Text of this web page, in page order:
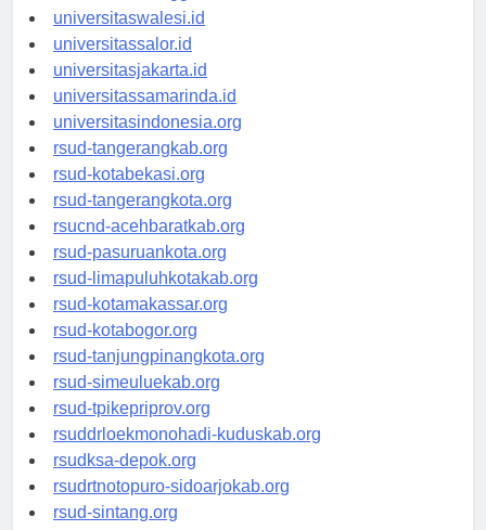
universitaswanggar.id
universitaswalesi.id
universitassalor.id
universitasjakarta.id
universitassamarinda.id
universitasindonesia.org
rsud-tangerangkab.org
rsud-kotabekasi.org
rsud-tangerangkota.org
rsucnd-acehbaratkab.org
rsud-pasuruankota.org
rsud-limapuluhkotakab.org
rsud-kotamakassar.org
rsud-kotabogor.org
rsud-tanjungpinangkota.org
rsud-simeuluekab.org
rsud-tpikepriprov.org
rsuddrloekmonohadi-kuduskab.org
rsudksa-depok.org
rsudrtnotopuro-sidoarjokab.org